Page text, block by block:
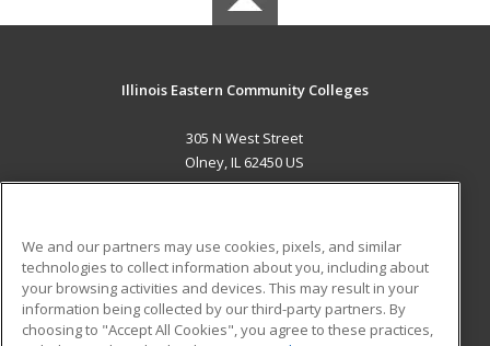
Illinois Eastern Community Colleges
305 N West Street
Olney, IL 62450 US
ADDITIONAL RESOURCES
Military
Financial Assistance
Student Blog
We and our partners may use cookies, pixels, and similar
technologies to collect information about you, including about
your browsing activities and devices. This may result in your
information being collected by our third-party partners. By
choosing to "Accept All Cookies", you agree to these practices,